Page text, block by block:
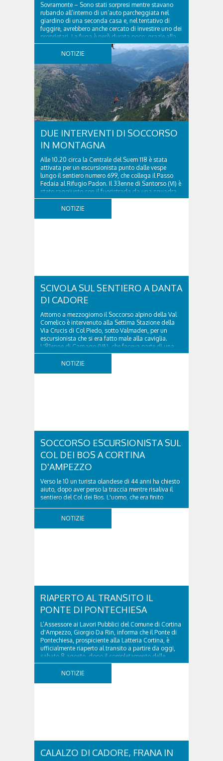
Sovramonte – Sono stati sorpresi mentre stavano
rubando all’interno di un’auto parcheggiata nel
giardino di una seconda casa e, nel tentativo di
fuggire, avrebbero anche cercato di investire uno dei
proprietari. La fuga è però durata poco: grazie alla
tempestiva chiamata al 112 e all’intervento...
NOTIZIE
DUE INTERVENTI DI SOCCORSO
IN MONTAGNA
Alle 10.20 circa la Centrale del Suem 118 è stata
attivata per un escursionista punto dalle vespe
lungo il sentiero numero 699, che collega il Passo
Fedaia al Rifugio Padon. Il 33enne di Santorso (VI) è
stato raggiunto con il fuoristrada da una squadra
del Soccorso alpino della Val Pettorina...
NOTIZIE
SCIVOLA SUL SENTIERO A DANTA
DI CADORE
Attorno a mezzogiorno il Soccorso alpino della Val
Comelico è intervenuto alla Settima Stazione della
Via Crucis di Col Piedo, sotto Valmaden, per un
escursionista che si era fatto male alla caviglia.
L'81enne di Carnago (VA), che faceva parte di una
comitiva e aveva riportato un trauma...
NOTIZIE
SOCCORSO ESCURSIONISTA SUL
COL DEI BOS A CORTINA
D'AMPEZZO
Verso le 10 un turista olandese di 44 anni ha chiesto
aiuto, dopo aver perso la traccia mentre risaliva il
sentiero del Col dei Bos. L'uomo, che era finito
Torri del Falzarego, era...
NOTIZIE
RIAPERTO AL TRANSITO IL
PONTE DI PONTECHIESA
L’Assessore ai Lavori Pubblici del Comune di Cortina
d'Ampezzo, Giorgio Da Rin, informa che il Ponte di
Pontechiesa, prospiciente alla Latteria Cortina, è
ufficialmente riaperto al transito a partire da oggi,
sabato 8 agosto, dopo il completamento delle
verifiche e il positivo collaudo...
NOTIZIE
CALALZO DI CADORE, FRANA IN